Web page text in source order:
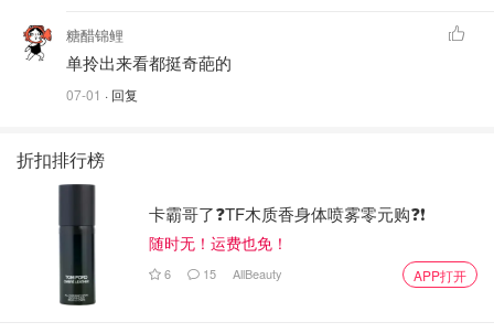
糖醋锦鲤
单拎出来看都挺奇葩的
07-01 · 回复
折扣排行榜
卡霸哥了❓TF木质香身体喷雾零元购❓❗
随时无！运费也免！
6 15 AllBeauty APP打开